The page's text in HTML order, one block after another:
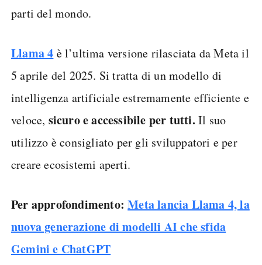
parti del mondo.
Llama 4 è l’ultima versione rilasciata da Meta il
5 aprile del 2025. Si tratta di un modello di
intelligenza artificiale estremamente efficiente e
veloce, sicuro e accessibile per tutti. Il suo
utilizzo è consigliato per gli sviluppatori e per
creare ecosistemi aperti.
Per approfondimento:Meta lancia Llama 4, la
nuova generazione di modelli AI che sfida
Gemini e ChatGPT